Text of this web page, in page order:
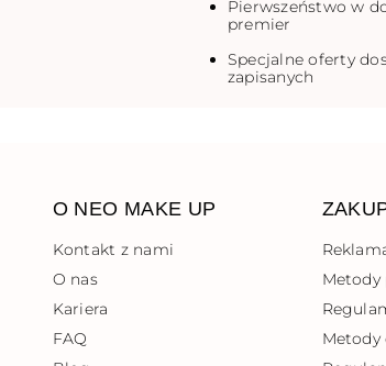
Pierwszeństwo w
premier
Specjalne oferty
zapisanych
O NEO MAKE UP
Kontakt z nami
O nas
Kariera
FAQ
Metody
Metody